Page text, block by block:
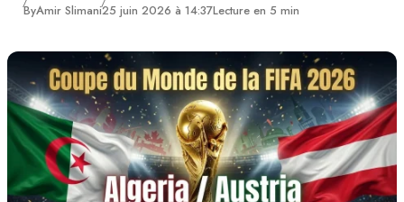
ByAmir Slimani25 juin 2026 à 14:37Lecture en 5 min